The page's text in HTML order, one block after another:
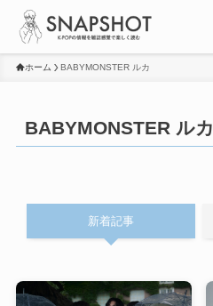
ホーム BABYMONSTER ルカ
BABYMONSTER ルカ
新着記事